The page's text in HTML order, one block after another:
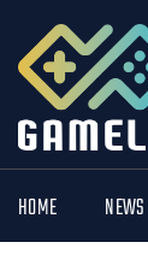
HOME NEWS